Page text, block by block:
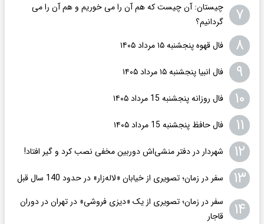
۷
چیستان: آن چیست که هم آن را می خوریم و هم آن را می
گردانیم؟
۸ فال قهوه پنجشنبه ۱۵ مرداد ۱۴۰۵
۹ فال انبیا پنجشنبه ۱۵ مرداد ۱۴۰۵
۱۰ فال روزانه پنجشنبه 15 مرداد ۱۴۰۵
۱۱ فال حافظ پنجشنبه 15 مرداد ۱۴۰۵
۱۲ شهردار در دفتر منشی‌اش دوربین مخفی نصب کرد و گیر افتاد!
۱۳ سفر در زمان؛ تصویری از خیابان «لاله‌زار» در حدود 140 سال قبل
۱۴
سفر در زمان؛ تصویری از یک «دیزی فروشی» در تهران در دوران
قاجار